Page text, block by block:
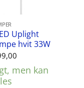
Uplight
hvit 33W
men kan